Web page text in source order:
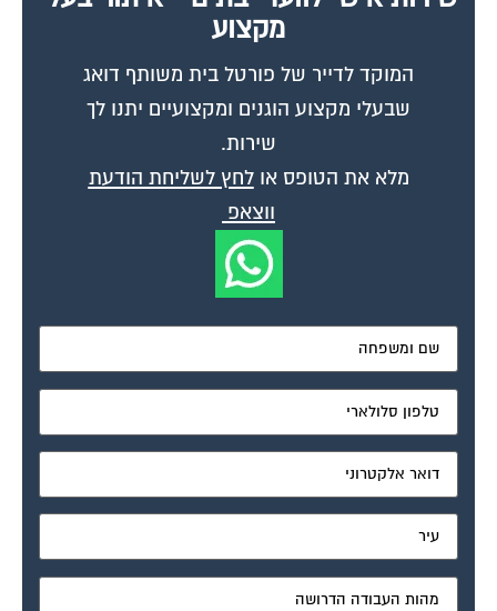
מקצוע
המוקד לדייר של פורטל בית משותף דואג
שבעלי מקצוע הוגנים ומקצועיים יתנו לך
שירות.
מלא את הטופס אולחץ לשליחת הודעת
ווצאפ